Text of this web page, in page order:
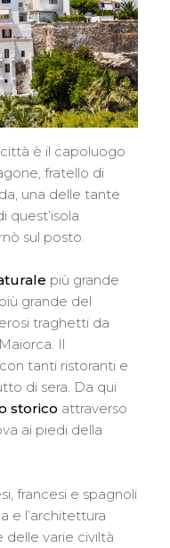
città è il capoluogo
fratello di
una delle tante
quest’isola
sul posto.
più grande
grande del
traghetti da
Il
tanti ristoranti e
di sera. Da qui
storico attraverso
ai piedi della
francesi e spagnoli
e l’architettura
varie civiltà